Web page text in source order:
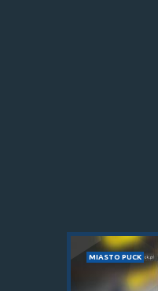
MIASTO PUCK